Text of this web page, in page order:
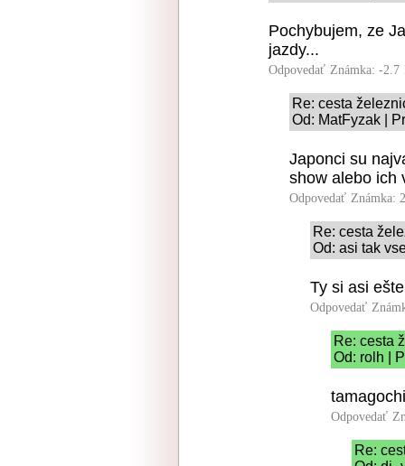
Pochybujem, ze
jazdy...
Odpovedať Známka: -2.7
Re: cesta
Od: MatFyzak |
Japonci su
show alebo ich
Odpovedať Známka:
Re: cesta
Od: asi tak
Ty si asi
Odpovedať
Re: cesta
Od: rolh |
Odpovedať
Re: